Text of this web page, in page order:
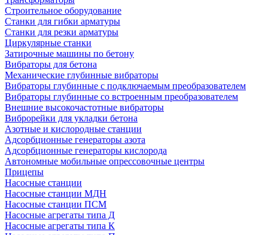
Строительное оборудование
Станки для гибки арматуры
Станки для резки арматуры
Циркулярные станки
Затирочные машины по бетону
Вибраторы для бетона
Механические глубинные вибраторы
Вибраторы глубинные с подключаемым преобразователем
Вибраторы глубинные со встроенным преобразователем
Внешние высокочастотные вибраторы
Виброрейки для укладки бетона
Азотные и кислородные станции
Адсорбционные генераторы азота
Адсорбционные генераторы кислорода
Автономные мобильные опрессовочные центры
Прицепы
Насосные станции
Насосные станции МДН
Насосные станции ПСМ
Насосные агрегаты типа Д
Насосные агрегаты типа К